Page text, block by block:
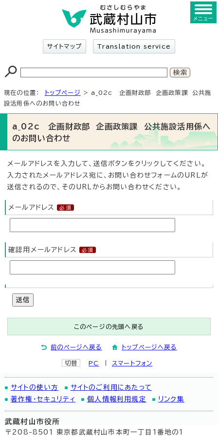
サイトマップ Translation service
メニュー
現在の位置： トップページ
> a_02c 企画財政部 企画政策課 公共施
設活用係へのお問い合わせ
a_02c 企画財政部 企画政策課 公共施設活用係へ
のお問い合わせ
メールアドレスを入力して、送信ボタンをクリックしてください。
入力されたメールアドレス宛に、お問い合わせフォームのURLが
送信されるので、そのURLからお問い合わせください。
メールアドレス
確認用メールアドレス
送信
このページの先頭へ戻る
前のページへ戻る トップページへ戻る
切替 PC スマートフォン
サイトの使い方
サイトのご利用にあたって
著作権・セキュリティ
個人情報利用規定 リンク集
武蔵村山市役所
〒208-8501 東京都武蔵村山市本町一丁目1番地の1